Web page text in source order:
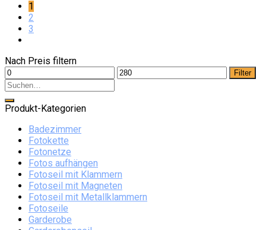
1
2
3
Nach Preis filtern
Min.
Preis
Max.
Preis
Filter
Produkt-Kategorien
Badezimmer
Fotokette
Fotonetze
Fotos aufhängen
Fotoseil mit Klammern
Fotoseil mit Magneten
Fotoseil mit Metallklammern
Fotoseile
Garderobe